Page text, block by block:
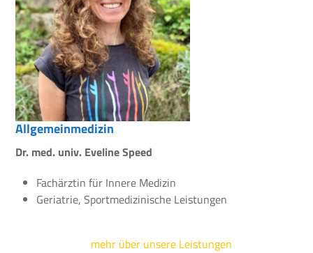
Allgemeinmedizin
Dr. med. univ. Eveline Speed
Fachärztin für Innere Medizin
Geriatrie, Sportmedizinische Leistungen
mehr über unsere Leistungen